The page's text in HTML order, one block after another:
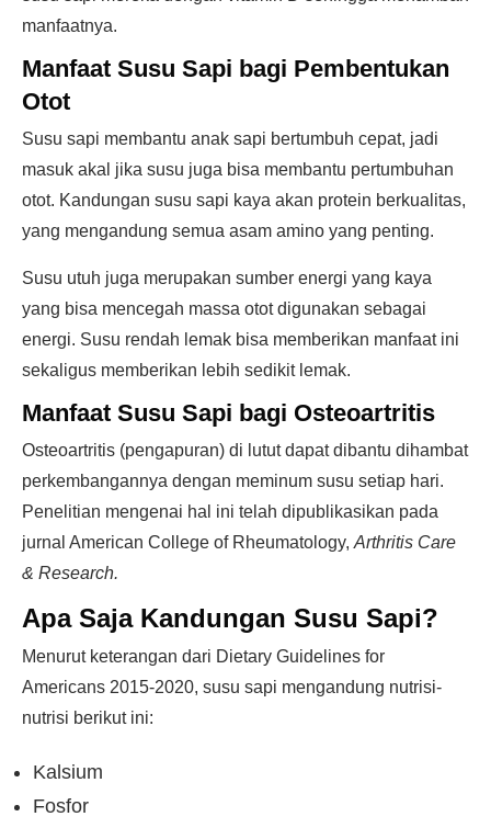
manfaatnya.
Manfaat Susu Sapi bagi Pembentukan
Otot
Susu sapi membantu anak sapi bertumbuh cepat, jadi
masuk akal jika susu juga bisa membantu pertumbuhan
otot. Kandungan susu sapi kaya akan protein berkualitas,
yang mengandung semua asam amino yang penting.
Susu utuh juga merupakan sumber energi yang kaya
yang bisa mencegah massa otot digunakan sebagai
energi. Susu rendah lemak bisa memberikan manfaat ini
sekaligus memberikan lebih sedikit lemak.
Manfaat Susu Sapi bagi Osteoartritis
Osteoartritis (pengapuran) di lutut dapat dibantu dihambat
perkembangannya dengan meminum susu setiap hari.
Penelitian mengenai hal ini telah dipublikasikan pada
jurnal American College of Rheumatology, Arthritis Care
& Research.
Apa Saja Kandungan Susu Sapi?
Menurut keterangan dari Dietary Guidelines for
Americans 2015-2020, susu sapi mengandung nutrisi-
nutrisi berikut ini:
Kalsium
Fosfor